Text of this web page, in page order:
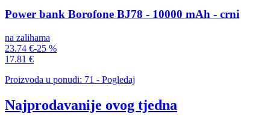
Power bank Borofone BJ78 - 10000 mAh - crni
na zalihama
23.74 €-25 %
17.81 €
Proizvoda u ponudi: 71 - Pogledaj
Najprodavanije ovog tjedna